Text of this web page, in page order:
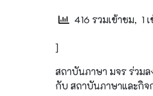
416 รวมเข้าชม, 1
]
สถาบันภาษา มจร ร่วมล
กับ สถาบันภาษาและกิจ